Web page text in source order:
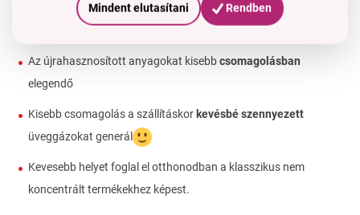
mennyiséghulladéka műanyagok
Az újrahasznosított anyagokat kisebbcsomagolásban
elegendő
Kisebb csomagolás a szállításkor kevésbé szennyezett
üveggázokat generál
Kevesebb helyet foglal el otthonodban a klasszikus nem
koncentrált termékekhez képest.
Mindent elutasítani Rendben